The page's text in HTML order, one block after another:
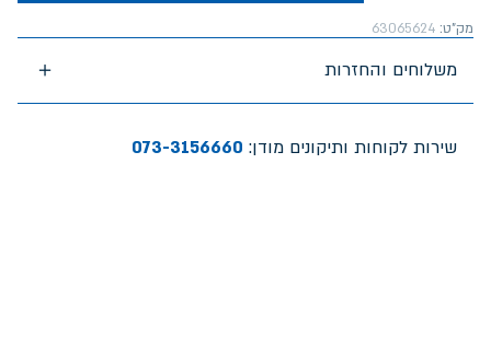
מק"ט: 63065624
משלוחים והחזרות
שירות לקוחות ותיקונים מודן: 073-3156660